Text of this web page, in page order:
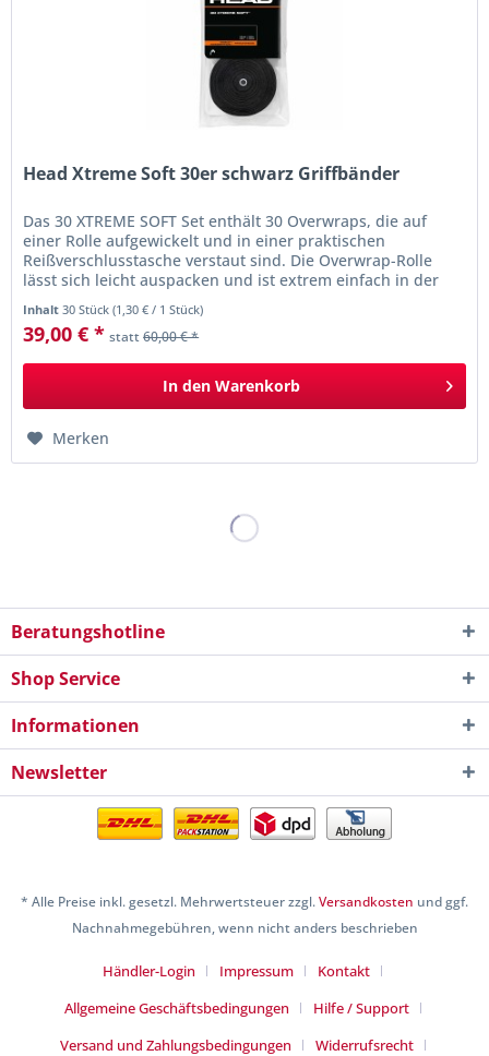
Head Xtreme Soft 30er schwarz Griffbänder
Das 30 XTREME SOFT Set enthält 30 Overwraps, die auf
einer Rolle aufgewickelt und in einer praktischen
Reißverschlusstasche verstaut sind. Die Overwrap-Rolle
lässt sich leicht auspacken und ist extrem einfach in der
Inhalt30 Stück(1,30 € / 1 Stück)
39,00 € * statt60,00 € *
In den Warenkorb
Merken
Beratungshotline
Shop Service
Informationen
Newsletter
* Alle Preise inkl. gesetzl. Mehrwertsteuer zzgl.Versandkosten und ggf.
Nachnahmegebühren, wenn nicht anders beschrieben
Händler-Login Impressum
Kontakt
Allgemeine Geschäftsbedingungen
Hilfe / Support
Versand und Zahlungsbedingungen
Widerrufsrecht